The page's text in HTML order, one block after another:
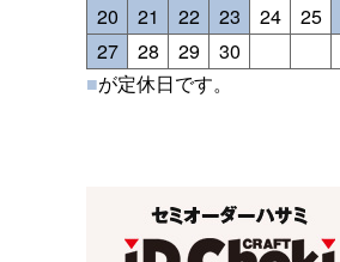
20 21 22 23 24 25
27
28 29
30
■が定休日です。